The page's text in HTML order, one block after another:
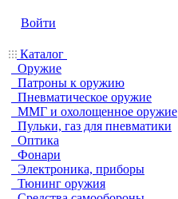
Войти
Каталог
Оружие
Патроны к оружию
Пневматическое оружие
ММГ и охолощенное оружие
Пульки, газ для пневматики
Оптика
Фонари
Электроника, приборы
Тюнинг оружия